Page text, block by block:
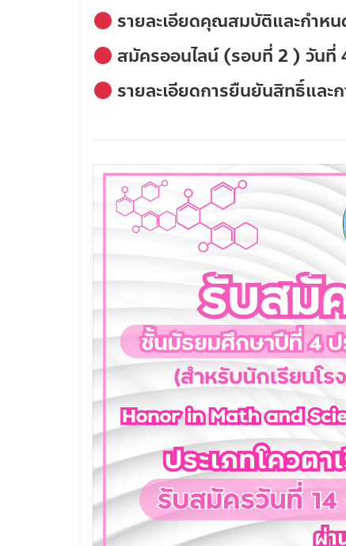
รายละเอียดคุณสมบัติและกำหน
สมัครออนไลน์ (รอบที่ 2 )วันที่
รายละเอียดการยืนยันสิทธิ์และ